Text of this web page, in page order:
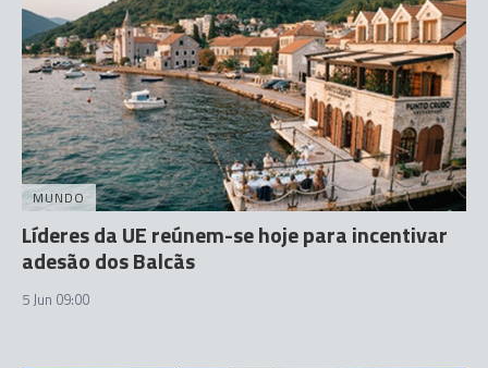
MUNDO
Líderes da UE reúnem-se hoje para incentivar
adesão dos Balcãs
5 Jun 09:00